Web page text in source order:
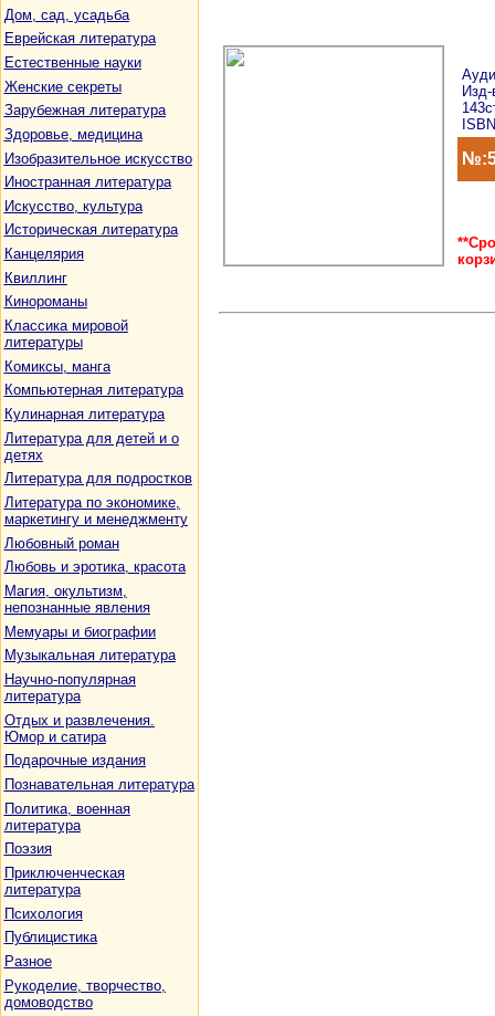
Дом, сад, усадьба
Еврейская литература
Естественные науки
Женские секреты
Зарубежная литература
Здоровье, медицина
Изобразительное искусство
Иностранная литература
Искусство, культура
Историческая литература
Канцелярия
Квиллинг
Кинороманы
Классика мировой
литературы
Комиксы, манга
Компьютерная литература
Кулинарная литература
Литература для детей и о
детях
Литература для подростков
Литература по экономике,
маркетингу и менеджменту
Любовный роман
Любовь и эротика, красота
Магия, окультизм,
непознанные явления
Мемуары и биографии
Музыкальная литература
Научно-популярная
литература
Отдых и развлечения.
Юмор и сатира
Подарочные издания
Познавательная литература
Политика, военная
литература
Поэзия
Приключенческая
литература
Психология
Публицистика
Разное
Рукоделие, творчество,
домоводство